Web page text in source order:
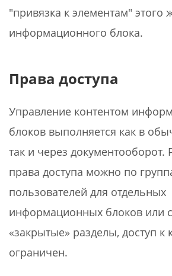
"привязка к элементам" этого
информационного блока.
Права доступа
Управление контентом
блоков выполняется как в
так и через документооборот.
права доступа можно по
пользователей для отдельных
информационных блоков или
«закрытые» разделы, доступ к
ограничен.